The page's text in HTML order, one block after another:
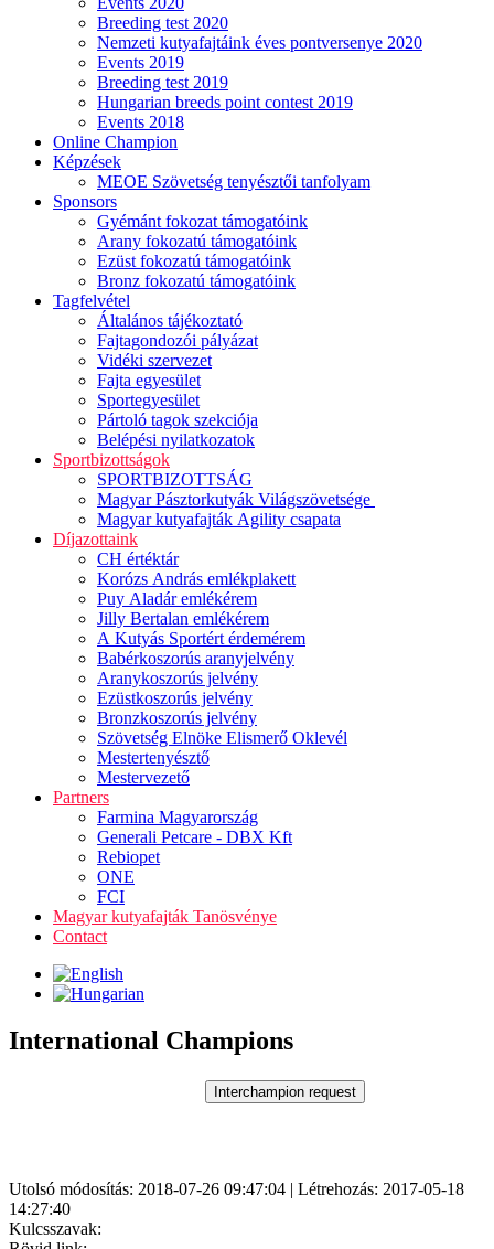
Breeding test 2020
Nemzeti kutyafajtáink éves pontversenye 2020
Events 2019
Breeding test 2019
Hungarian breeds point contest 2019
Events 2018
Online Champion
Képzések
MEOE Szövetség tenyésztői tanfolyam
Sponsors
Gyémánt fokozat támogatóink
Arany fokozatú támogatóink
Ezüst fokozatú támogatóink
Bronz fokozatú támogatóink
Tagfelvétel
Általános tájékoztató
Fajtagondozói pályázat
Vidéki szervezet
Fajta egyesület
Sportegyesület
Pártoló tagok szekciója
Belépési nyilatkozatok
Sportbizottságok
SPORTBIZOTTSÁG
Magyar Pásztorkutyák Világszövetsége
Magyar kutyafajták Agility csapata
Díjazottaink
CH értéktár
Korózs András emlékplakett
Puy Aladár emlékérem
Jilly Bertalan emlékérem
A Kutyás Sportért érdemérem
Babérkoszorús aranyjelvény
Aranykoszorús jelvény
Ezüstkoszorús jelvény
Bronzkoszorús jelvény
Szövetség Elnöke Elismerő Oklevél
Mestertenyésztő
Mestervezető
Partners
Farmina Magyarország
Generali Petcare - DBX Kft
Rebiopet
ONE
FCI
Magyar kutyafajták Tanösvénye
Contact
International Champions
Utolsó módosítás: 2018-07-26 09:47:04 | Létrehozás: 2017-05-18
14:27:40
Kulcsszavak: